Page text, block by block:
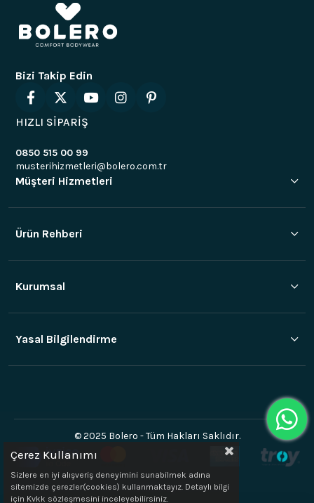
Bizi Takip Edin
HIZLI SİPARİŞ
0850 515 00 99
musterihizmetleri@bolero.com.tr
Müşteri Hizmetleri
Ürün Rehberi
Kurumsal
Yasal Bilgilendirme
© 2025 Bolero - Tüm Hakları Saklıdır.
Çerez Kullanımı
Sizlere en iyi alışveriş deneyimini sunabilmek adına
sitemizde çerezler(cookies) kullanmaktayız. Detaylı bilgi
için Kvkk sözleşmesini inceleyebilirsiniz.